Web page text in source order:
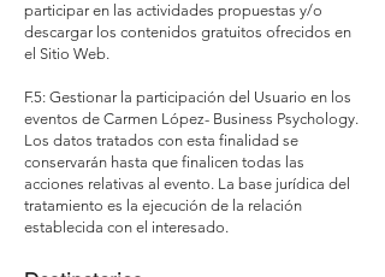
participar en las actividades propuestas y/o
descargar los contenidos gratuitos ofrecidos en
el Sitio Web.
F.5: Gestionar la participación del Usuario en los
eventos de Carmen López- Business Psychology.
Los datos tratados con esta finalidad se
conservarán hasta que finalicen todas las
acciones relativas al evento. La base jurídica del
tratamiento es la ejecución de la relación
establecida con el interesado.